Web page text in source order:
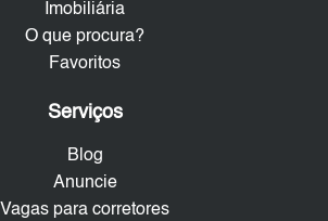
Imobiliária
O que procura?
Favoritos
Serviços
Blog
Anuncie
Vagas para corretores